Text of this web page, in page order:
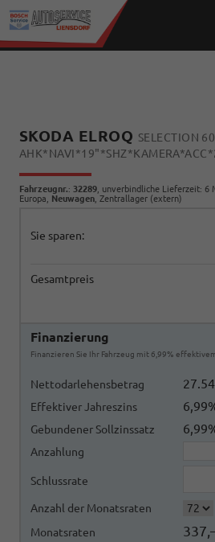
SKODA ELROQ SELECTION 60
Fahrzeugnr.: 32289 , unverbindliche Lieferzeit: 6
Europa, Neuwagen , Zentrallager (extern)
Sie sparen:
Gesamtpreis
Finanzierung
Finanzieren Sie Ihr Fahrzeug mit 6,99%
Nettodarlehensbetrag
Effektiver Jahreszins
Gebundener Sollzinssatz
Anzahlung
Schlussrate
Anzahl der Monatsraten
Monatsraten